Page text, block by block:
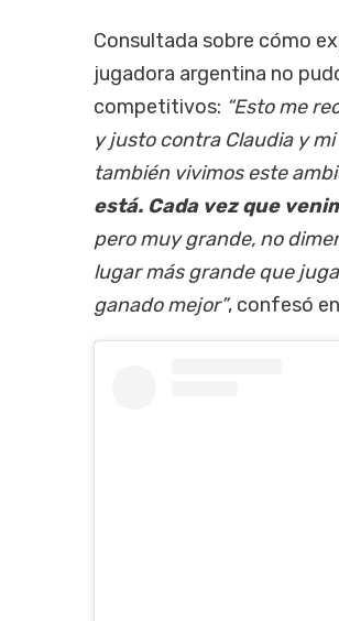
Consultada sobre cómo
jugadora argentina no
competitivos: “Esto me
y justo contra Claudia y
también vivimos este
está. Cada vez que
pero muy grande, no
lugar más grande que
ganado mejor”, confesó